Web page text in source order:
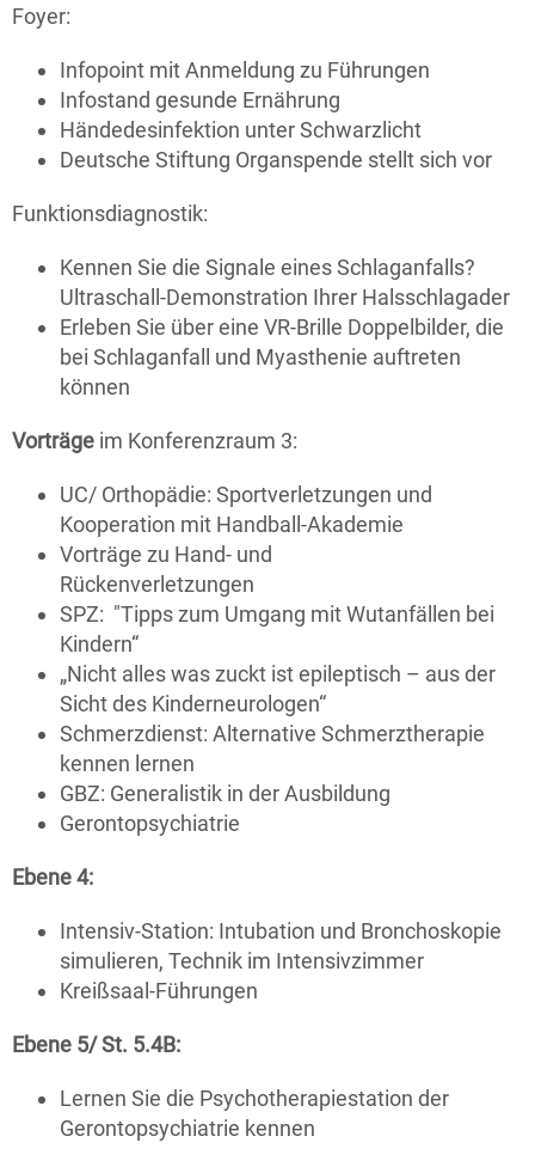
Foyer:
Infopoint mit Anmeldung zu Führungen
Infostand gesunde Ernährung
Händedesinfektion unter Schwarzlicht
Deutsche Stiftung Organspende stellt sich vor
Funktionsdiagnostik:
Kennen Sie die Signale eines Schlaganfalls?
Ultraschall-Demonstration Ihrer Halsschlagader
Erleben Sie über eine VR-Brille Doppelbilder, die
bei Schlaganfall und Myasthenie auftreten
können
Vorträge im Konferenzraum 3:
UC/ Orthopädie: Sportverletzungen und
Kooperation mit Handball-Akademie
Vorträge zu Hand- und
Rückenverletzungen
SPZ: "Tipps zum Umgang mit Wutanfällen bei
Kindern“
„Nicht alles was zuckt ist epileptisch – aus der
Sicht des Kinderneurologen“
Schmerzdienst: Alternative Schmerztherapie
kennen lernen
GBZ: Generalistik in der Ausbildung
Gerontopsychiatrie
Ebene 4:
Intensiv-Station: Intubation und Bronchoskopie
simulieren, Technik im Intensivzimmer
Kreißsaal-Führungen
Ebene 5/ St. 5.4B:
­Lernen Sie die Psychotherapiestation der
Gerontopsychiatrie kennen